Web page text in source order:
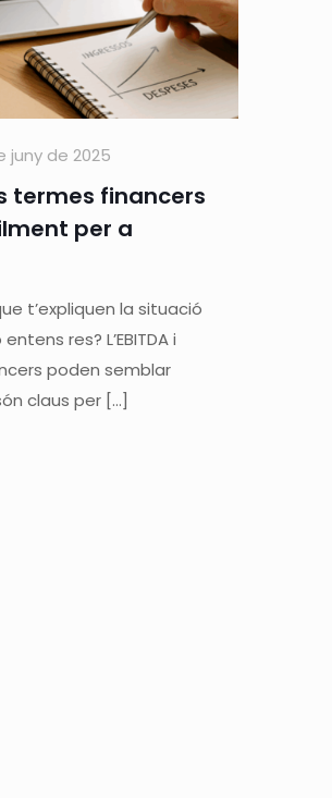
juny de 2025
termes financers
per a
t’expliquen la situació
res? L’EBITDA i
poden semblar
claus per […]